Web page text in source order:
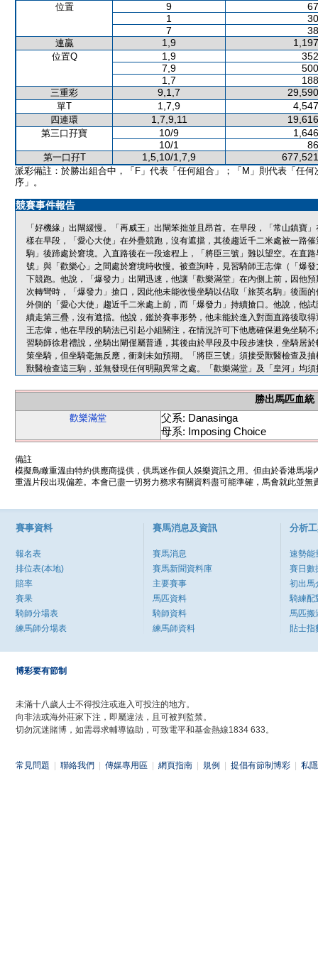
位置 9
1
7
連贏 1,9
位置Q 1,9
7,9
1,7
三重彩 9,1,7
單T 1,7,9
四連環 1,7,9,11
第三口孖寶 10/9
10/1
第一口孖T 1,5,10/1,7,9
派彩備註：於勝出組合中，「F」代表「任何組合」；「M」則代表「任何
序」。
競賽事件報告
「好機緣」出閘緩慢。「再威王」出閘笨拙並且昂首。在早段，「常山鎮寶
樣在早段，「愛心大使」在外疊競跑，沒有遮擋，其後趨近千二米處被一路
駒」後蹄處於窘境。入直路後在一段途程上，「將臣三號」難以望空。在直
號」與「歡樂心」之間處於窘境時收慢。被查詢時，見習騎師王志偉（「爆
下競跑。他說，「爆發力」出閘迅速，他讓「歡樂滿堂」在內側上前，因他
次轉彎時，「爆發力」搶口，因此他未能收慢坐騎以佔取「旅英名駒」後面
外側的「愛心大使」趨近千二米處上前，而「爆發力」持續搶口。他說，他
續走第三疊，沒有遮擋。他說，鑑於賽事形勢，他未能於進入對面直路後取
王志偉，他在早段的騎法已引起小組關注，在情況許可下他應確保避免坐騎
習騎師徐君禮說，坐騎出閘僅屬普通，其後由於早段及中段步速快，坐騎居
策坐騎，但坐騎毫無反應，衝刺未如預期。「將臣三號」須接受獸醫檢查及
獸醫檢查這三駒，並無發現任何明顯異常之處。「歡樂滿堂」及「皇河」均
勝出馬匹血統
歡樂滿堂
父系: Danasinga
母系: Imposing Choice
備註
模擬鳥瞰重溫由特約供應商提供，供馬迷作個人娛樂資訊之用。但由於香港馬
重溫片段出現偏差。本會已盡一切努力務求有關資料盡可能準確，馬會就此並
賽事資料
報名表
排位表(本地)
賠率
賽果
騎師分場表
練馬師分場表
賽馬消息及資訊
賽馬消息
賽馬新聞資料庫
主要賽事
馬匹資料
騎師資料
練馬師資料
分析
速勢能
賽日數
初出馬
騎練配
馬匹搬
貼士指
博彩要有節制
未滿十八歲人士不得投注或進入可投注的地方。
向非法或海外莊家下注，即屬違法，且可被判監禁。
切勿沉迷賭博，如需尋求輔導協助，可致電平和基金熱線1834 633。
常見問題 聯絡我們 傳媒專用區 網頁指南 規例 提倡有節制博彩 私